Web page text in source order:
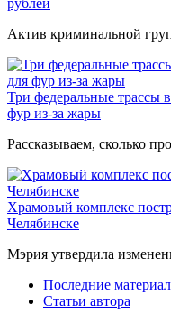
рублей
Актив криминальной
Три федеральные трассы
фур из-за жары
Рассказываем, сколько
Храмовый комплекс
Челябинске
Мэрия утвердила
Последние
Статьи автора